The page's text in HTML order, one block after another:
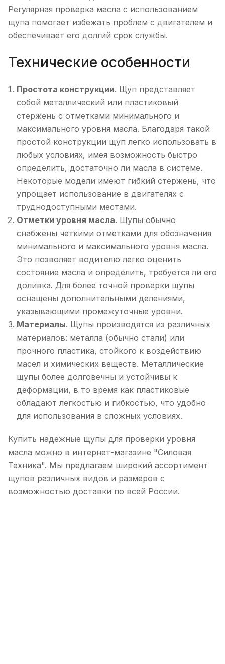
Регулярная проверка масла с использованием
щупа помогает избежать проблем с двигателем и
обеспечивает его долгий срок службы.
Технические особенности
Простота конструкции. Щуп представляет
собой металлический или пластиковый
стержень с отметками минимального и
максимального уровня масла. Благодаря такой
простой конструкции щуп легко использовать в
любых условиях, имея возможность быстро
определить, достаточно ли масла в системе.
Некоторые модели имеют гибкий стержень, что
упрощает использование в двигателях с
труднодоступными местами.
Отметки уровня масла. Щупы обычно
снабжены четкими отметками для обозначения
минимального и максимального уровня масла.
Это позволяет водителю легко оценить
состояние масла и определить, требуется ли его
доливка. Для более точной проверки щупы
оснащены дополнительными делениями,
указывающими промежуточные уровни.
Материалы. Щупы производятся из различных
материалов: металла (обычно стали) или
прочного пластика, стойкого к воздействию
масел и химических веществ. Металлические
щупы более долговечны и устойчивы к
деформации, в то время как пластиковые
обладают легкостью и гибкостью, что удобно
для использования в сложных условиях.
Купить надежные щупы для проверки уровня
масла можно в интернет-магазине "Силовая
Техника". Мы предлагаем широкий ассортимент
щупов различных видов и размеров с
возможностью доставки по всей России.